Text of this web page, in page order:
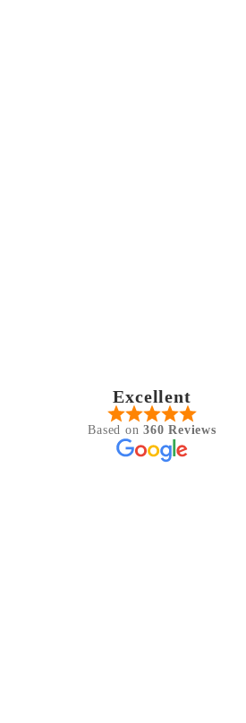
Excellent
Based on 360 Reviews